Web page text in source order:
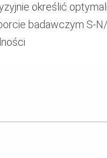
określić
badawczym S-